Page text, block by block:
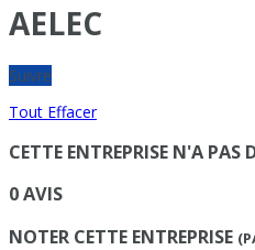
AELEC
Suivre
Tout Effacer
CETTE ENTREPRISE N'A PAS
0 AVIS
NOTER CETTE ENTREPRISE